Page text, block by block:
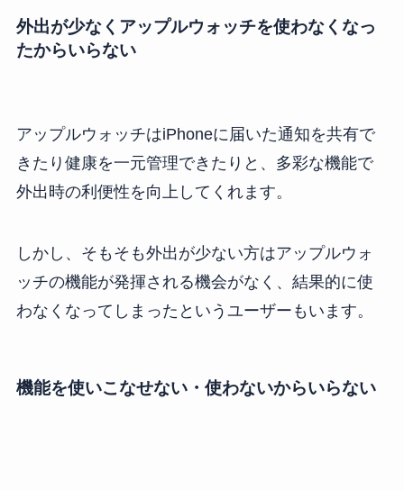
外出が少なくアップルウォッチを使わなくなっ
たからいらない
アップルウォッチはiPhoneに届いた通知を共有で
きたり健康を一元管理できたりと、多彩な機能で
外出時の利便性を向上してくれます。
しかし、そもそも外出が少ない方はアップルウォ
ッチの機能が発揮される機会がなく、結果的に使
わなくなってしまったというユーザーもいます。
機能を使いこなせない・使わないからいらない